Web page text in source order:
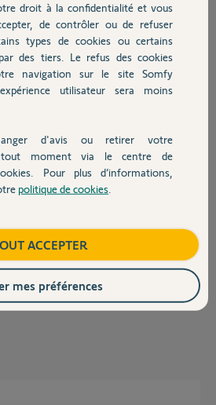
au fil de discussion
droit à la confidentialité et vous
de contrôler ou de refuser
types de cookies ou certains
des tiers. Le refus des cookies
navigation sur le site Somfy
utilisateur sera moins
d'avis ou retirer votre
tout moment via le centre de
Pour plus d’informations,
politique de cookies
ACCEPTER
mes préférences